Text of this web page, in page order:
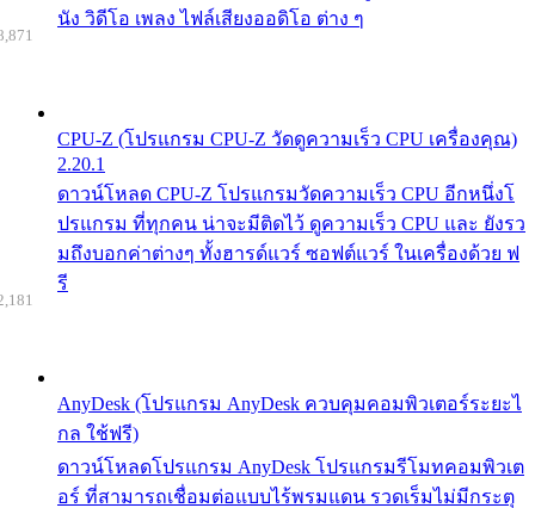
นัง วิดีโอ เพลง ไฟล์เสียงออดิโอ ต่าง ๆ
CPU-Z (โปรแกรม CPU-Z วัดดูความเร็ว CPU เครื่องคุณ)
2.20.1
ดาวน์โหลด CPU-Z โปรแกรมวัดความเร็ว CPU อีกหนึ่งโ
ปรแกรม ที่ทุกคน น่าจะมีติดไว้ ดูความเร็ว CPU และ ยังรว
มถึงบอกค่าต่างๆ ทั้งฮารด์แวร์ ซอฟต์แวร์ ในเครื่องด้วย ฟ
รี
AnyDesk (โปรแกรม AnyDesk ควบคุมคอมพิวเตอร์ระยะไ
กล ใช้ฟรี)
ดาวน์โหลดโปรแกรม AnyDesk โปรแกรมรีโมทคอมพิวเต
อร์ ที่สามารถเชื่อมต่อแบบไร้พรมแดน รวดเร็มไม่มีกระตุ